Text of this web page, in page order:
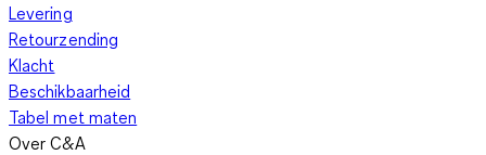
Levering
Retourzending
Klacht
Beschikbaarheid
Tabel met maten
Over C&A